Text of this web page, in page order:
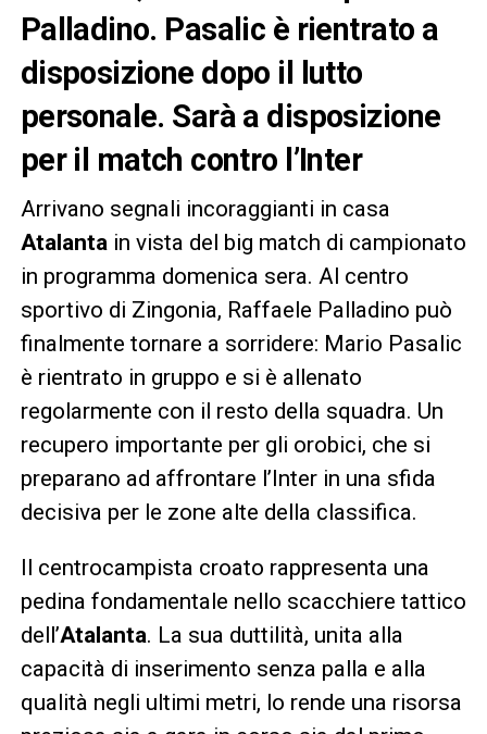
Palladino. Pasalic è rientrato a
disposizione dopo il lutto
personale. Sarà a disposizione
per il match contro l’Inter
Arrivano segnali incoraggianti in casa
Atalanta in vista del big match di campionato
in programma domenica sera. Al centro
sportivo di Zingonia, Raffaele Palladino può
finalmente tornare a sorridere: Mario Pasalic
è rientrato in gruppo e si è allenato
regolarmente con il resto della squadra. Un
recupero importante per gli orobici, che si
preparano ad affrontare l’Inter in una sfida
decisiva per le zone alte della classifica.
Il centrocampista croato rappresenta una
pedina fondamentale nello scacchiere tattico
dell’Atalanta. La sua duttilità, unita alla
capacità di inserimento senza palla e alla
qualità negli ultimi metri, lo rende una risorsa